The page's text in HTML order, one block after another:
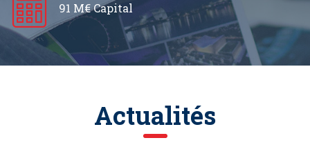
91 M€ Capital
Actualités